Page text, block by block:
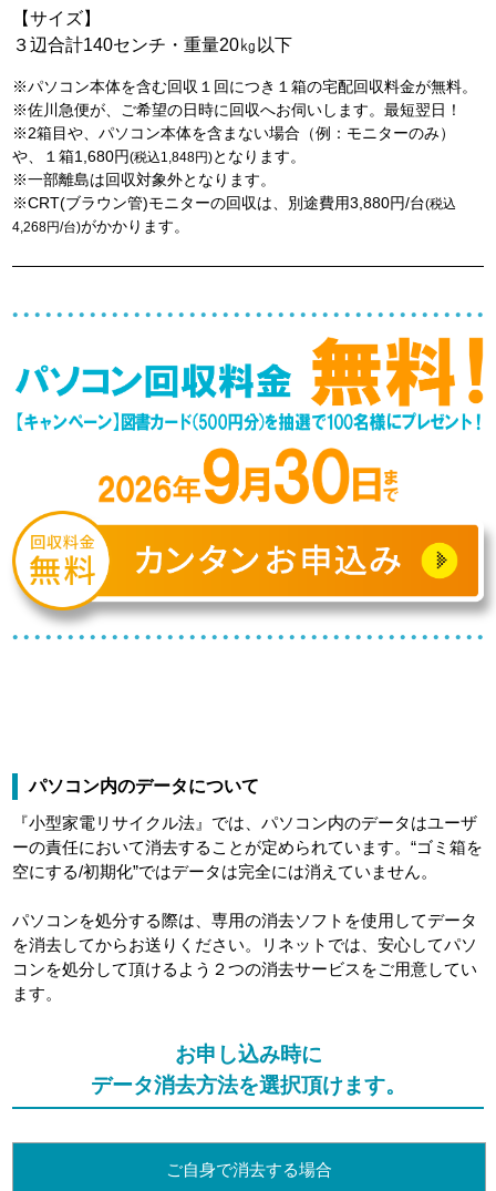
【サイズ】
３辺合計140センチ・重量20㎏以下
※パソコン本体を含む回収１回につき１箱の宅配回収料金が無料。
※佐川急便が、ご希望の日時に回収へお伺いします。最短翌日！
※2箱目や、パソコン本体を含まない場合（例：モニターのみ）
や、１箱1,680円(税込1,848円)となります。
※一部離島は回収対象外となります。
※CRT(ブラウン管)モニターの回収は、別途費用3,880円/台(税込
4,268円/台)がかかります。
パソコン内のデータについて
『小型家電リサイクル法』では、パソコン内のデータはユーザ
ーの責任において消去することが定められています。“ゴミ箱を
空にする/初期化”ではデータは完全には消えていません。
パソコンを処分する際は、専用の消去ソフトを使用してデータ
を消去してからお送りください。リネットでは、安心してパソ
コンを処分して頂けるよう２つの消去サービスをご用意してい
ます。
お申し込み時に
データ消去方法を選択頂けます。
ご自身で消去する場合